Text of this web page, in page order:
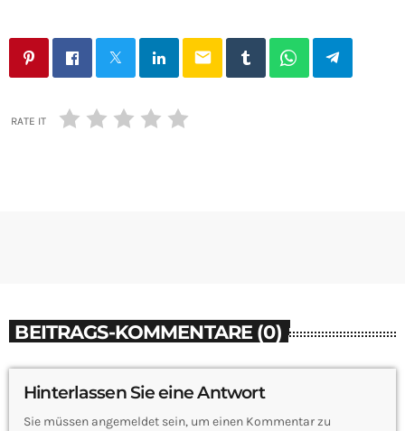
email
RATE IT
BEITRAGS-KOMMENTARE (0)
Hinterlassen Sie eine Antwort
Sie müssen angemeldet sein, um einen Kommentar zu